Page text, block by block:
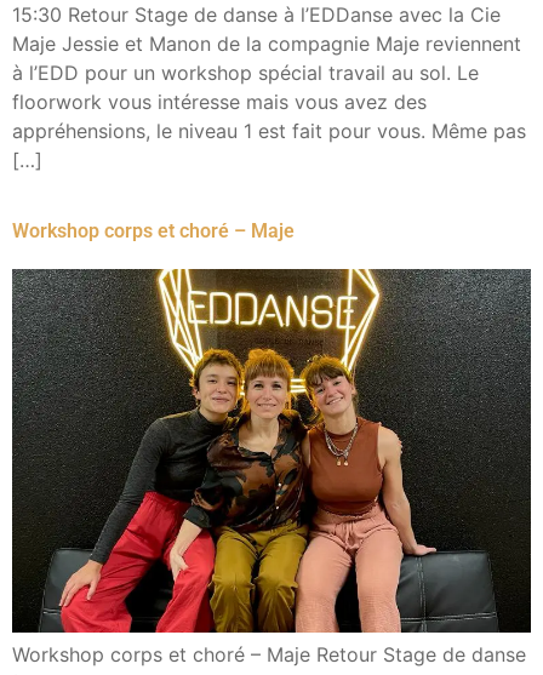
15:30 Retour Stage de danse à l’EDDanse avec la Cie
Maje​ Jessie et Manon de la compagnie Maje reviennent
à l’EDD pour un workshop spécial travail au sol. Le
floorwork vous intéresse mais vous avez des
appréhensions, le niveau 1 est fait pour vous. Même pas
[…]
Workshop corps et choré – Maje
Workshop corps et choré – Maje Retour Stage de danse